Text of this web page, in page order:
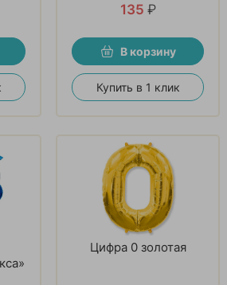
135 ₽
В корзину
Купить в 1 клик
Цифра 0 золотая